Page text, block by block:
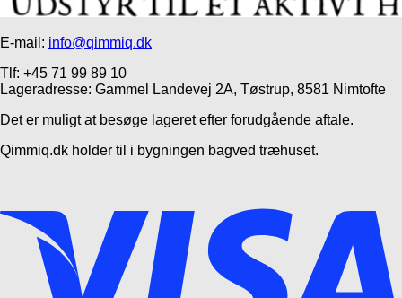
E-mail: info@qimmiq.dk
Tlf: +45 71 99 89 10
Lageradresse: Gammel Landevej 2A, Tøstrup, 8581 Nimtofte
Det er muligt at besøge lageret efter forudgående aftale.
Qimmiq.dk holder til i bygningen bagved træhuset.